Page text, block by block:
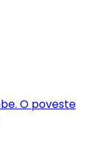
O poveste